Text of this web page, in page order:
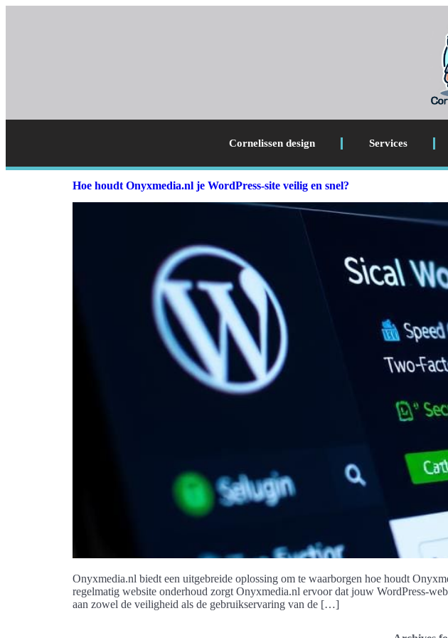
Cornelissen design Services
Hoe houdt Onyxmedia.nl je WordPress-site veilig en snel?
Onyxmedia.nl biedt een uitgebreide oplossing om te waarborgen hoe houdt
regelmatig website onderhoud zorgt Onyxmedia.nl ervoor dat jouw WordPress-
aan zowel de veiligheid als de gebruikservaring van de […]